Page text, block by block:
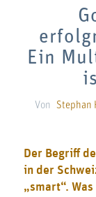
Ein
Von Stephan
Der Begriff
in der
„smart“.